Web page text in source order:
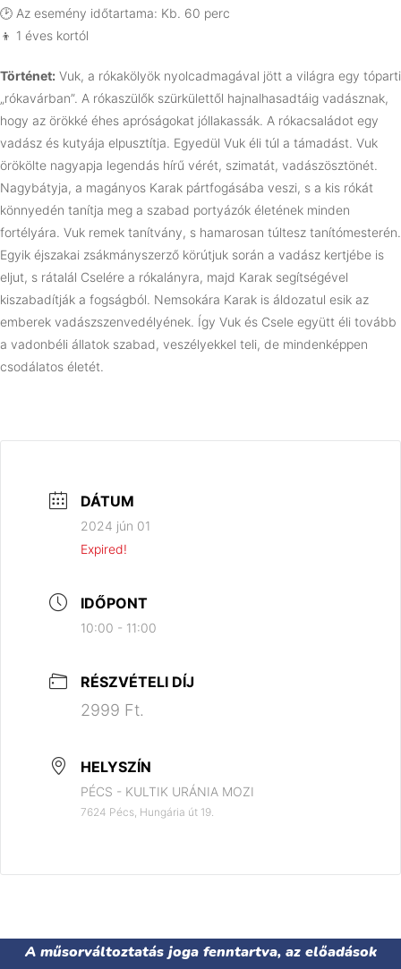
🕑 Az esemény időtartama: Kb. 60 perc
👦 1 éves kortól
Történet: Vuk, a rókakölyök nyolcadmagával jött a világra egy tóparti
„rókavárban”. A rókaszülők szürkülettől hajnalhasadtáig vadásznak,
hogy az örökké éhes apróságokat jóllakassák. A rókacsaládot egy
vadász és kutyája elpusztítja. Egyedül Vuk éli túl a támadást. Vuk
örökölte nagyapja legendás hírű vérét, szimatát, vadászösztönét.
Nagybátyja, a magányos Karak pártfogásába veszi, s a kis rókát
könnyedén tanítja meg a szabad portyázók életének minden
fortélyára. Vuk remek tanítvány, s hamarosan túltesz tanítómesterén.
Egyik éjszakai zsákmányszerző körútjuk során a vadász kertjébe is
eljut, s rátalál Cselére a rókalányra, majd Karak segítségével
kiszabadítják a fogságból. Nemsokára Karak is áldozatul esik az
emberek vadászszenvedélyének. Így Vuk és Csele együtt éli tovább
a vadonbéli állatok szabad, veszélyekkel teli, de mindenképpen
csodálatos életét.
DÁTUM
2024 jún 01
Expired!
IDŐPONT
10:00 - 11:00
RÉSZVÉTELI DÍJ
2999 Ft.
HELYSZÍN
PÉCS - KULTIK URÁNIA MOZI
7624 Pécs, Hungária út 19.
A műsorváltoztatás joga fenntartva, az előadások